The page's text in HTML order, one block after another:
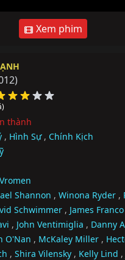
Xem phim
thành
, Hình Sự , Chính Kịch
Shannon , Winona Ryder ,
Schwimmer , James Franco
, John Ventimiglia , Danny
O'Nan , McKaley Miller ,
, Shira Vilensky , Kelly Lind ,